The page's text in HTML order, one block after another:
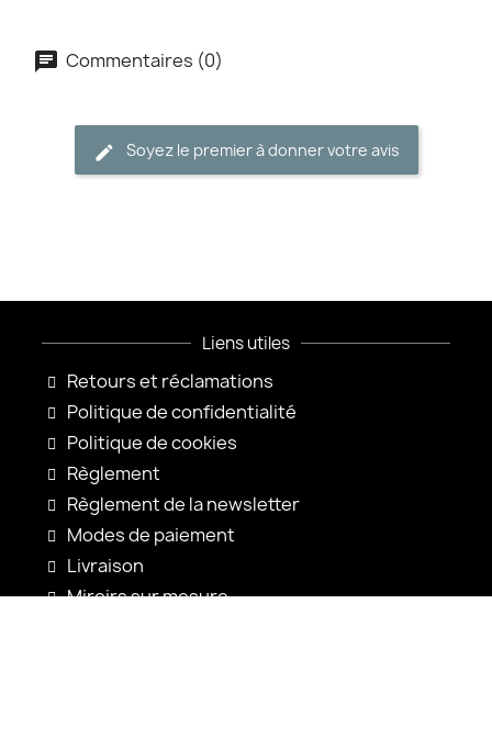
Commentaires (0)
Soyez le premier à donner votre avis
Liens utiles
Retours et réclamations
Politique de confidentialité
Politique de cookies
Règlement
Règlement de la newsletter
Modes de paiement
Livraison
Miroirs sur mesure